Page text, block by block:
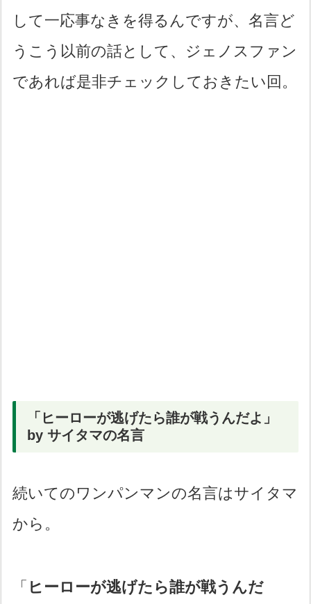
して一応事なきを得るんですが、名言ど
うこう以前の話として、ジェノスファン
であれば是非チェックしておきたい回。
「ヒーローが逃げたら誰が戦うんだよ」
by サイタマの名言
続いてのワンパンマンの名言はサイタマ
から。
「 ヒーローが逃げたら誰が戦うんだ